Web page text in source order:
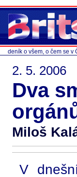
deník o všem, o čem se
2. 5. 2006
Dva
Miloš
V